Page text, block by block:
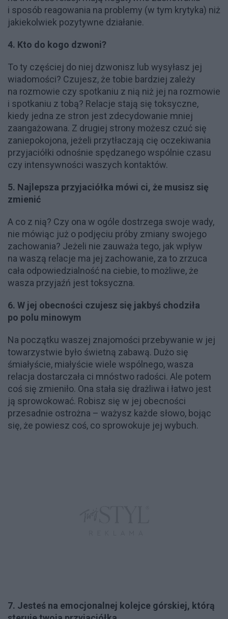
i sposób reagowania na problemy (w tym krytyka) niż
jakiekolwiek pozytywne działanie.
4. Kto do kogo dzwoni?
To ty częściej do niej dzwonisz lub wysyłasz jej
wiadomości? Czujesz, że tobie bardziej zależy
na rozmowie czy spotkaniu z nią niż jej na rozmowie
i spotkaniu z tobą? Relacje stają się toksyczne,
kiedy jedna ze stron jest zdecydowanie mniej
zaangażowana. Z drugiej strony możesz czuć się
zaniepokojona, jeżeli przytłaczają cię oczekiwania
przyjaciółki odnośnie spędzanego wspólnie czasu
czy intensywności waszych kontaktów.
5. Najlepsza przyjaciółka mówi ci, że musisz się
zmienić
A co z nią? Czy ona w ogóle dostrzega swoje wady,
nie mówiąc już o podjęciu próby zmiany swojego
zachowania? Jeżeli nie zauważa tego, jak wpływ
na waszą relacje ma jej zachowanie, za to zrzuca
cała odpowiedzialność na ciebie, to możliwe, że
wasza przyjaźń jest toksyczna.
6. W jej obecności czujesz się jakbyś chodziła
po polu minowym
Na początku waszej znajomości przebywanie w jej
towarzystwie było świetną zabawą. Dużo się
śmiałyście, miałyście wiele wspólnego, wasza
relacja dostarczała ci mnóstwo radości. Ale potem
coś się zmieniło. Ona stała się drażliwa i łatwo jest
ją sprowokować. Robisz się w jej obecności
przesadnie ostrożna – ważysz każde słowo, bojąc
się, że powiesz coś, co sprowokuje jej wybuch.
7. Jesteś na emocjonalnej kolejce górskiej, którą